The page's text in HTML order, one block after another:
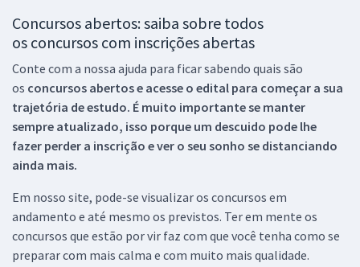
Concursos abertos: saiba sobre todos
os concursos com inscrições abertas
Conte com a nossa ajuda para ficar sabendo quais são
os concursos abertos e acesse o edital para começar a sua
trajetória de estudo. É muito importante se manter
sempre atualizado, isso porque um descuido pode lhe
fazer perder a inscrição e ver o seu sonho se distanciando
ainda mais.
Em nosso site, pode-se visualizar os concursos em
andamento e até mesmo os previstos. Ter em mente os
concursos que estão por vir faz com que você tenha como se
preparar com mais calma e com muito mais qualidade.